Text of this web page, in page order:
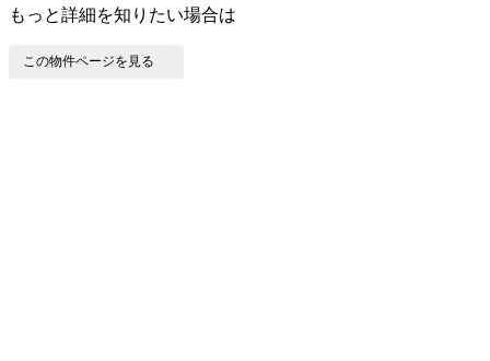
もっと詳細を知りたい場合は
この物件ページを見る